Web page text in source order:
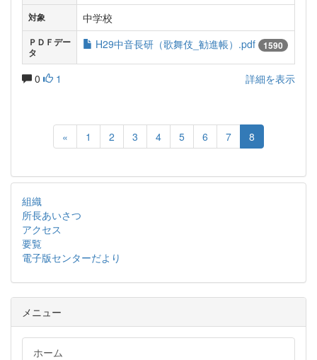
対象 中学校
ＰＤＦデー
タ
H29中音長研（歌舞伎_勧進帳）.pdf 1590
0 1 詳細を表示
« 1 2 3 4 5 6 7 8
組織
所長あいさつ
アクセス
要覧
電子版センターだより
メニュー
ホーム